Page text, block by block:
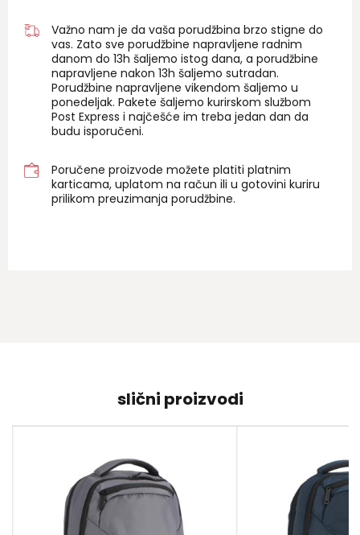
Važno nam je da vaša porudžbina brzo stigne do
vas. Zato sve porudžbine napravljene radnim
danom do 13h šaljemo istog dana, a porudžbine
napravljene nakon 13h šaljemo sutradan.
Porudžbine napravljene vikendom šaljemo u
ponedeljak. Pakete šaljemo kurirskom službom
Post Express i najčešće im treba jedan dan da
budu isporučeni.
Poručene proizvode možete platiti platnim
karticama, uplatom na račun ili u gotovini kuriru
prilikom preuzimanja porudžbine.
slični proizvodi